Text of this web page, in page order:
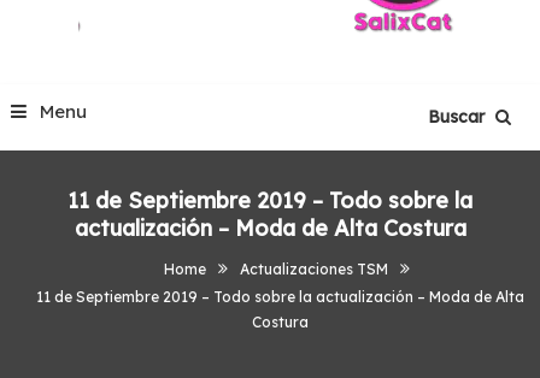
Menu Buscar
11 de Septiembre 2019 – Todo sobre la
actualización – Moda de Alta Costura
Home
Actualizaciones TSM
11 de Septiembre 2019 – Todo sobre la actualización – Moda de Alta
Costura